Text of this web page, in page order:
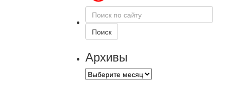
Поиск
по
сайту
Поиск
Архивы
Архивы